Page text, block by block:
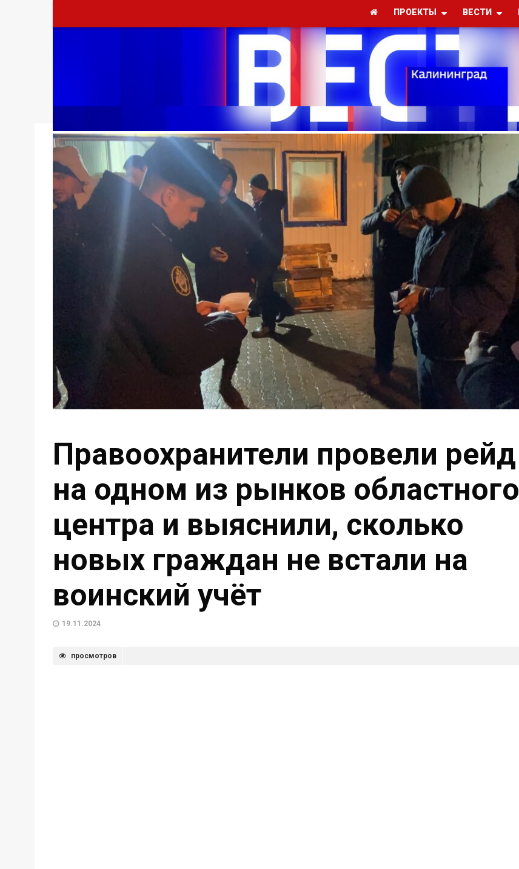
ПРОЕКТЫ ВЕСТИ
Правоохранители провели рейд
на одном из рынков областного
центра и выяснили, сколько
новых граждан не встали на
воинский учёт
19.11.2024
просмотров